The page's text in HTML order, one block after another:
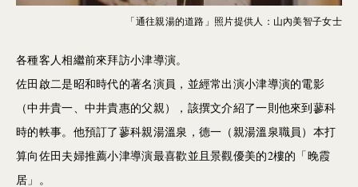
各種客⼈相繼前來拜訪⼩津導演。
佐⽥啟⼆是昭和時代的著名演員，並經常出演⼩津導演的電影
（中井貴⼀、中井貴惠的父親），該撰文介紹了一則他來到蓼科
時的軼事。他預訂了蓼科親湯溫泉，德⼀（親湯溫泉職員）本打
算向佐⽥夫婦推薦⼩津導演最喜歡並且景觀優美的2樓的「晚霞
居」。
「通往親湯的道路」照片提供人：山內美智子女士